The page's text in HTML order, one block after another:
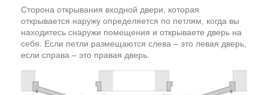
Сторона открывания входной двери, которая
открывается наружу определяется по петлям, когда вы
находитесь снаружи помещения и открываете дверь на
себя. Если петли размещаются слева – это левая дверь,
если справа – это правая дверь.